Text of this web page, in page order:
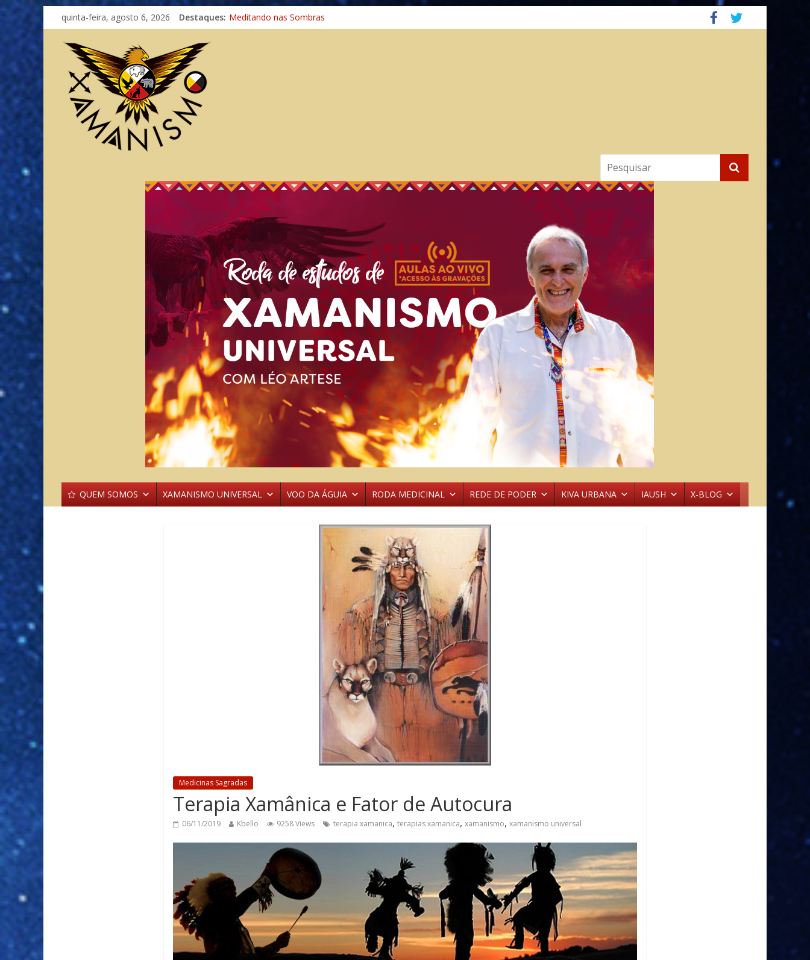
quinta-feira, agosto 6, 2026 Destaques: Meditando nas Sombras
Autosuficiência: A Jornada do Espírito Ancestral
QUEM SOMOS XAMANISMO UNIVERSAL VOO DA ÁGUIA RODA MEDICINAL REDE DE PODER KIVA URBANA IAUSH X-BLOG
Medicinas Sagradas
Terapia Xamânica e Fator de Autocura
06/11/2019 Kbello 9258 Views terapia xamanica, terapias xamanica, xamanismo, xamanismo universal